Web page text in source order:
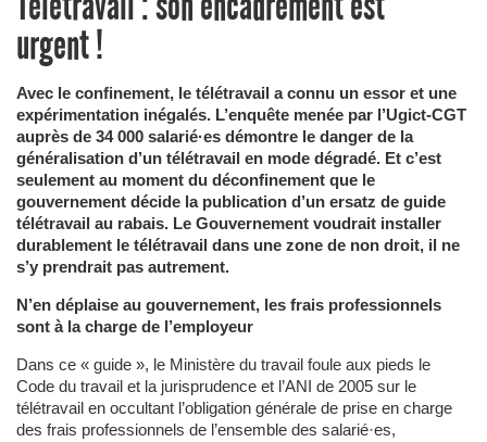
urgent !
Avec le confinement, le télétravail a connu un essor et une
expérimentation inégalés. L’enquête menée par l’Ugict-CGT
auprès de 34 000 salarié·es démontre le danger de la
généralisation d’un télétravail en mode dégradé. Et c’est
seulement au moment du déconfinement que le
gouvernement décide la publication d’un ersatz de guide
télétravail au rabais. Le Gouvernement voudrait installer
durablement le télétravail dans une zone de non droit, il ne
s’y prendrait pas autrement.
N’en déplaise au gouvernement, les frais professionnels
sont à la charge de l’employeur
Dans ce « guide », le Ministère du travail foule aux pieds le
Code du travail et la jurisprudence et l’ANI de 2005 sur le
télétravail en occultant l’obligation générale de prise en charge
des frais professionnels de l’ensemble des salarié·es,